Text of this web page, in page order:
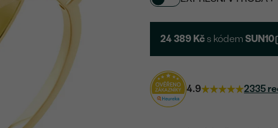
24 389 Kč s kódemSUN10
4.9 2335